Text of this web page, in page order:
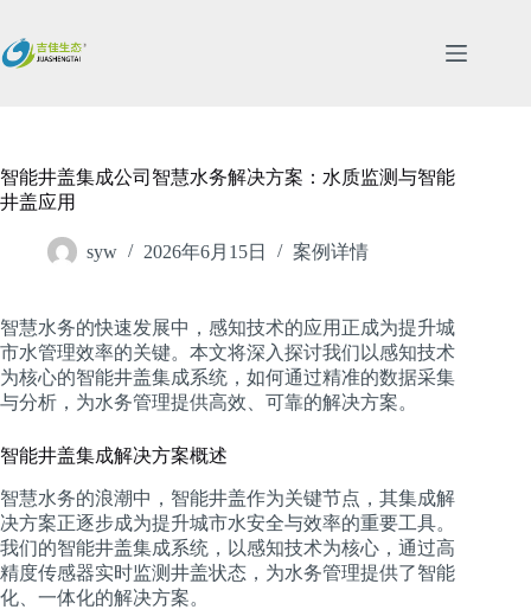
内
智能井盖集成公司智慧水务解决方案：水质监测与智能
井盖应用
syw 2026年6月15日 案例详情
智慧水务的快速发展中，感知技术的应用正成为提升城
市水管理效率的关键。本文将深入探讨我们以感知技术
为核心的智能井盖集成系统，如何通过精准的数据采集
与分析，为水务管理提供高效、可靠的解决方案。
智能井盖集成解决方案概述
智慧水务的浪潮中，智能井盖作为关键节点，其集成解
决方案正逐步成为提升城市水安全与效率的重要工具。
我们的智能井盖集成系统，以感知技术为核心，通过高
精度传感器实时监测井盖状态，为水务管理提供了智能
化、一体化的解决方案。